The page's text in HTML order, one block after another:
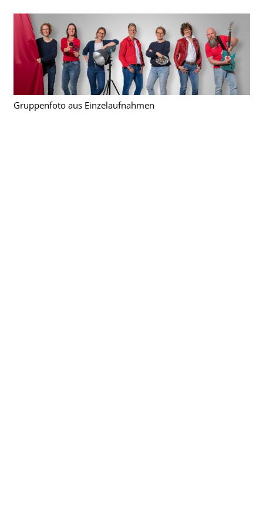
Gruppenfoto aus Einzelaufnahmen